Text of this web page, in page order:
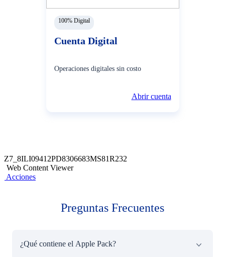
100% Digital
Cuenta Digital
Operaciones digitales sin costo
Abrir cuenta
Z7_8ILI09412PD8306683MS81R232
Web Content Viewer
Acciones
Preguntas Frecuentes
¿Qué contiene el Apple Pack?